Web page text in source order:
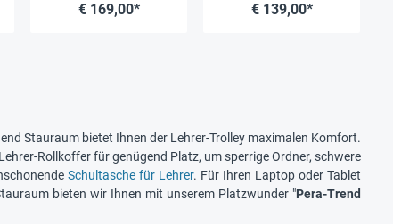
€ 169,00* € 139,00*
Stauraum bietet Ihnen der Lehrer-Trolley maximalen Komfort.
Rollkoffer für genügend Platz, um sperrige Ordner, schwere
Schultasche für Lehrer. Für Ihren Laptop oder Tablet
bieten wir Ihnen mit unserem Platzwunder "Pera-Trend